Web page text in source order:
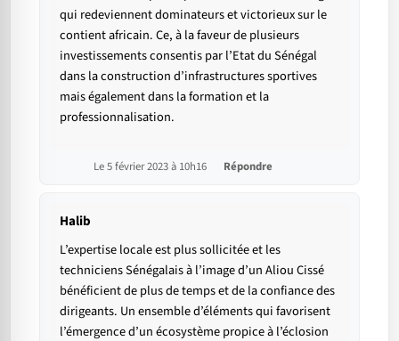
qui redeviennent dominateurs et victorieux sur le
contient africain. Ce, à la faveur de plusieurs
investissements consentis par l’Etat du Sénégal
dans la construction d’infrastructures sportives
mais également dans la formation et la
professionnalisation.
Le 5 février 2023 à 10h16 Répondre
Halib
L’expertise locale est plus sollicitée et les
techniciens Sénégalais à l’image d’un Aliou Cissé
bénéficient de plus de temps et de la confiance des
dirigeants. Un ensemble d’éléments qui favorisent
l’émergence d’un écosystème propice à l’éclosion